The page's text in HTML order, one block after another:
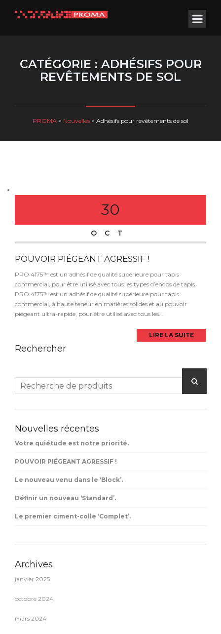
CATÉGORIE : ADHÉSIFS POUR
REVÊTEMENTS DE SOL
PROMA > Nouvelles > Adhésifs pour revêtements de sol
30
OCT
POUVOIR PIÉGEANT AGRESSIF !
PRO 4175™ est un adhésif de qualité supérieure pour tapis
commercial, pour être utilisé avec tous les types d’endos de tapis.
PRO 4175™ est un adhésif de qualité supérieure pour tapis
commercial, à haute teneur en matières solides et au pouvoir
piégeant ultra-rapide, pour être utilisé avec tous les...
LIRE LA SUITE
Rechercher
Nouvelles récentes
Votre quiétude est notre priorité.
POUVOIR PIÉGEANT AGRESSIF !
Le nouveau venu dans le ‘Block’.
Définir un nouveau ‘Standard’.
Le premier ciment-colle ‘Complet’.
Archives
janvier 2025
octobre 2024
mars 2024